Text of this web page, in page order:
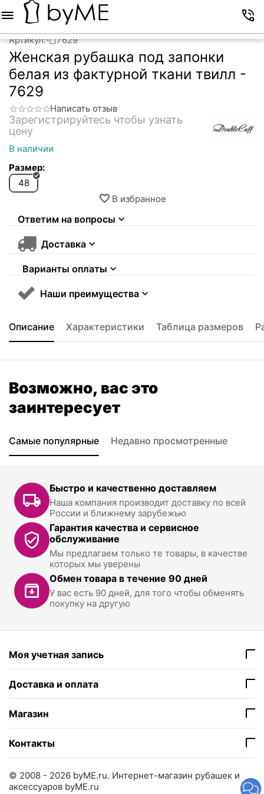
Артикул: 7629
Женская рубашка под запонки
белая из фактурной ткани твилл -
7629
Написать отзыв
Зарегистрируйтесь чтобы узнать
цену
В наличии
Размер:
48
В избранное
Ответим на вопросы
Доставка
Варианты оплаты
Наши преимущества
Описание Характеристики Таблица размеров
Возможно, вас это
заинтересует
Самые популярные Недавно просмотренные
Быстро и качественно доставляем
Наша компания производит доставку по всей
России и ближнему зарубежью
Гарантия качества и сервисное
обслуживание
Мы предлагаем только те товары, в качестве
которых мы уверены
Обмен товара в течение 90 дней
У вас есть 90 дней, для того чтобы обменять
покупку на другую
Моя учетная запись
Доставка и оплата
Магазин
Контакты
© 2008 - 2026 byME.ru. Интернет-магазин рубашек и
аксессуаров byME.ru
Меню Корзина Контакты